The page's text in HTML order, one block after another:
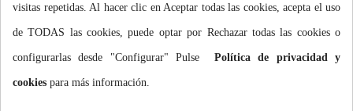
Añadir al carrito
visitas repetidas. Al hacer clic en Aceptar todas las cookies, acepta el uso
de TODAS las cookies, puede optar por Rechazar todas las cookies o
configurarlas desde "Configurar" Pulse Política de privacidad y
cookies para más información.